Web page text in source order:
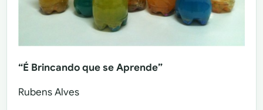
“É Brincando que se Aprende”
Rubens Alves